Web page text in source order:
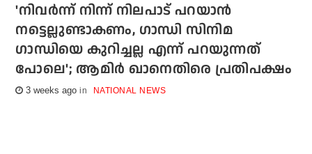
'നിവര്‍ന്ന് നിന്ന് നിലപാട് പറയാന്‍
നട്ടെല്ലുണ്ടാകണം, ഗാന്ധി സിനിമ
ഗാന്ധിയെ കുറിച്ചല്ല എന്ന് പറയുന്നത്
പോലെ'; ആമിര്‍ ഖാനെതിരെ പ്രതിപക്ഷം
3 weeks ago NATIONAL NEWS